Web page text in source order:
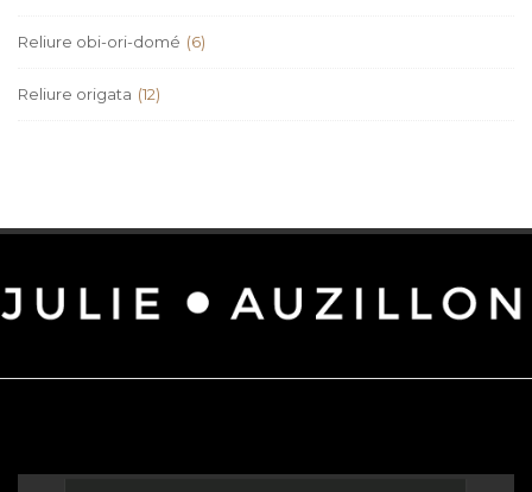
Reliure obi-ori-domé (6)
Reliure origata (12)